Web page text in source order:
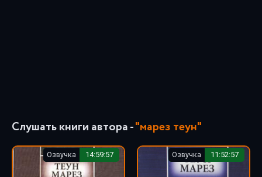
Слушать книги автора -"марез теун"
Озвучка 14:59:57 Озвучка 11:52:57